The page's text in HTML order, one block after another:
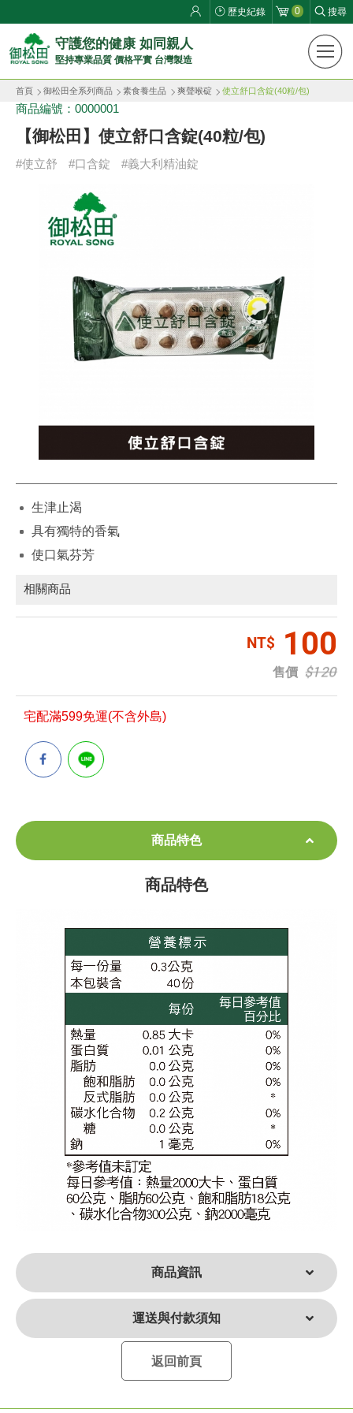
御
松
田
健
康
ROYAL
SONG
守護您的健康 如同親人
堅持專業品質 價格平實 台灣製造
歷史紀錄 0 搜尋
首頁 御松田全系列商品 素食養生品 爽聲喉碇 使立舒口含錠(40粒/包)
商品編號：0000001
【御松田】使立舒口含錠(40粒/包)
#使立舒 #口含錠 #義大利精油錠
生津止渴
具有獨特的香氣
使口氣芬芳
相關商品
100
售價 $120
宅配滿599免運(不含外島)
商品特色
商品特色
商品資訊
運送與付款須知
返回前頁